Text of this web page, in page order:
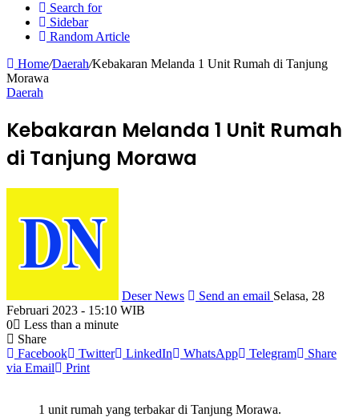
Search for
Sidebar
Random Article
Home/Daerah/Kebakaran Melanda 1 Unit Rumah di Tanjung
Morawa
Daerah
Kebakaran Melanda 1 Unit Rumah
di Tanjung Morawa
Deser News Send an email Selasa, 28
Februari 2023 - 15:10 WIB
0
Less than a minute
Share
Facebook
Twitter LinkedIn WhatsApp Telegram
Share
via Email
Print
1 unit rumah yang terbakar di Tanjung Morawa.